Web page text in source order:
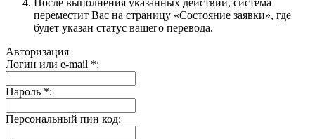
переместит Вас на страницу «Состояние заявки», где
будет указан статус вашего перевода.
Авторизация
Логин или e-mail *:
Пароль *:
Персональный пин код: